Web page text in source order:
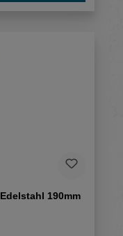
Format Hut- /Mantelhaken Sali Edelstahl 190mm